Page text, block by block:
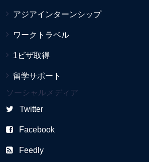
アジアインターンシップ
ワークトラベル
1ビザ取得
留学サポート
ソーシャルメディア
Twitter
Facebook
Feedly